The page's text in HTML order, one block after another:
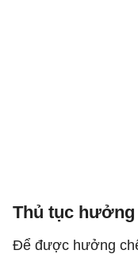
Thủ tục hưởng
Để được hưởng